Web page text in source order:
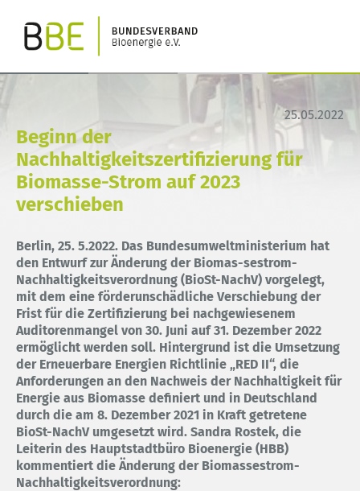
25.05.2022
Beginn der
Nachhaltigkeitszertifizierung für
Biomasse-Strom auf 2023
verschieben
Berlin, 25. 5.2022. Das Bundesumweltministerium hat
den Entwurf zur Änderung der Biomas-sestrom-
Nachhaltigkeitsverordnung (BioSt-NachV) vorgelegt,
mit dem eine förderunschädliche Verschiebung der
Frist für die Zertifizierung bei nachgewiesenem
Auditorenmangel von 30. Juni auf 31. Dezember 2022
ermöglicht werden soll. Hintergrund ist die Umsetzung
der Erneuerbare Energien Richtlinie „RED II“, die
Anforderungen an den Nachweis der Nachhaltigkeit für
Energie aus Biomasse definiert und in Deutschland
durch die am 8. Dezember 2021 in Kraft getretene
BioSt-NachV umgesetzt wird. Sandra Rostek, die
Leiterin des Hauptstadtbüro Bioenergie (HBB)
kommentiert die Änderung der Biomassestrom-
Nachhaltigkeitsverordnung: